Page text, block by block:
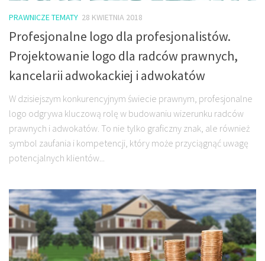
PRAWNICZE TEMATY 28 KWIETNIA 2018
Profesjonalne logo dla profesjonalistów.
Projektowanie logo dla radców prawnych,
kancelarii adwokackiej i adwokatów
W dzisiejszym konkurencyjnym świecie prawnym, profesjonalne
logo odgrywa kluczową rolę w budowaniu wizerunku radców
prawnych i adwokatów. To nie tylko graficzny znak, ale również
symbol zaufania i kompetencji, który może przyciągnąć uwagę
potencjalnych klientów...